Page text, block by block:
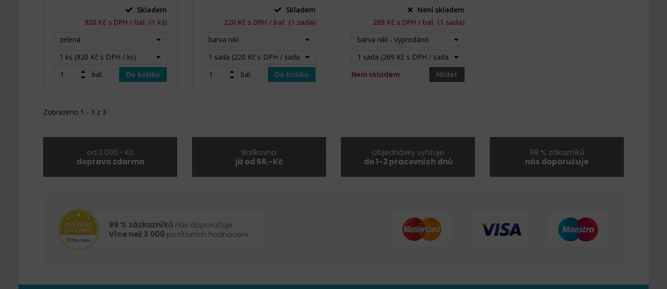
Skladem
920 Kč s DPH / bal. (1 ks)
zelená
1 ks (920 Kč s DPH / ks)
bal.
Do košíku
Skladem
220 Kč s DPH / bal. (1 sada)
barva nikl
1 sada (220 Kč s DPH / sada)
bal.
Do košíku
Není skladem
269 Kč s DPH / bal. (1 sada)
barva nikl - Vyprodáno
1 sada (269 Kč s DPH / sada) - Vyprodáno
Není skladem Hlídat
Zobrazeno 1 - 3 z 3
od 2.000,- Kč
doprava zdarma
Balíkovna
již od 56,-Kč
Objednávky vyřizuje
do 1-2 pracovních dnů
98 % zákazníků
nás doporučuje
99 % zázkazníků nás doporučuje
Více než 3 000 pozitivních hodnocení.